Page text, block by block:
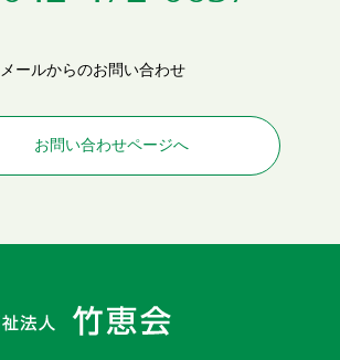
メールからのお問い合わせ
お問い合わせページへ